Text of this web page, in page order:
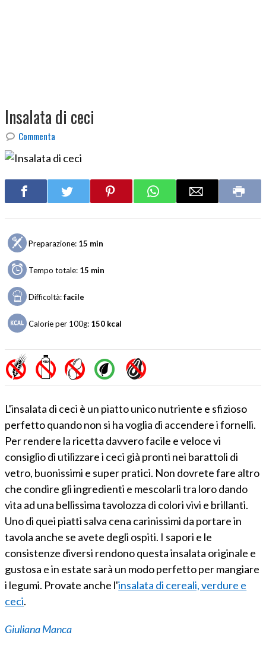
Insalata di ceci
Commenta
Preparazione: 15 min
Tempo totale: 15 min
Difficoltà:facile
Calorie per 100g: 150 kcal
L'insalata di ceci è un piatto unico nutriente e sfizioso
perfetto quando non si ha voglia di accendere i fornelli.
Per rendere la ricetta davvero facile e veloce vi
consiglio di utilizzare i ceci già pronti nei barattoli di
vetro, buonissimi e super pratici. Non dovrete fare altro
che condire gli ingredienti e mescolarli tra loro dando
vita ad una bellissima tavolozza di colori vivi e brillanti.
Uno di quei piatti salva cena carinissimi da portare in
tavola anche se avete degli ospiti. I sapori e le
consistenze diversi rendono questa insalata originale e
gustosa e in estate sarà un modo perfetto per mangiare
i legumi. Provate anche l'insalata di cereali, verdure e
ceci.
Giuliana Manca